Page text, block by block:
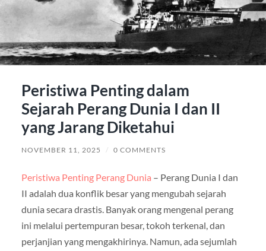
Peristiwa Penting dalam
Sejarah Perang Dunia I dan II
yang Jarang Diketahui
NOVEMBER 11, 2025 / 0 COMMENTS
Peristiwa Penting Perang Dunia – Perang Dunia I dan
II adalah dua konflik besar yang mengubah sejarah
dunia secara drastis. Banyak orang mengenal perang
ini melalui pertempuran besar, tokoh terkenal, dan
perjanjian yang mengakhirinya. Namun, ada sejumlah